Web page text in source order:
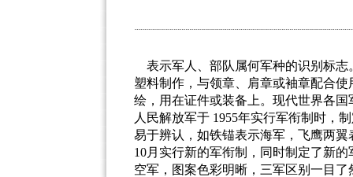
表示军人、部队属何军种的识别标志
塑料制作，与领章、肩章或袖章配合
绘，用在证件或装备上。现代世界各
人民解放军于 1955年实行军衔制时，
易于辨认，如铁锚表示海军，飞鹰两翼
10月实行新的军衔制，同时制定了新
空军，图案色彩明晰，三军区别一目